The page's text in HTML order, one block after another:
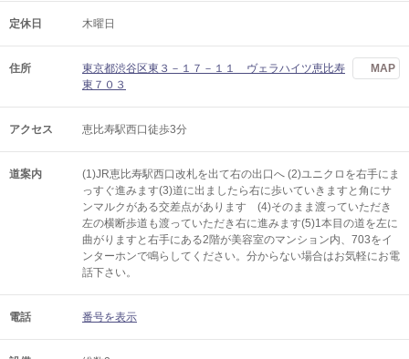
定休日 木曜日
住所
東京都渋谷区東３－１７－１１ ヴェラハイツ恵比寿
東７０３
MAP
アクセス 恵比寿駅西口徒歩3分
道案内
(1)JR恵比寿駅西口改札を出て右の出口へ (2)ユニクロを右手にま
っすぐ進みます(3)道に出ましたら右に歩いていきますと角にサ
ンマルクがある交差点があります (4)そのまま渡っていただき
左の横断歩道も渡っていただき右に進みます(5)1本目の道を左に
曲がりますと右手にある2階が美容室のマンション内、703をイ
ンターホンで鳴らしてください。分からない場合はお気軽にお電
話下さい。
電話 番号を表示